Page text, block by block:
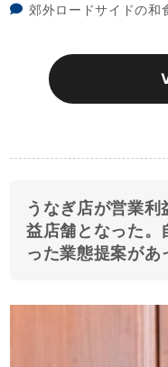
郊外ロードサイドの和
うなぎ店が営業
益店舗となった。
った業態提案があ